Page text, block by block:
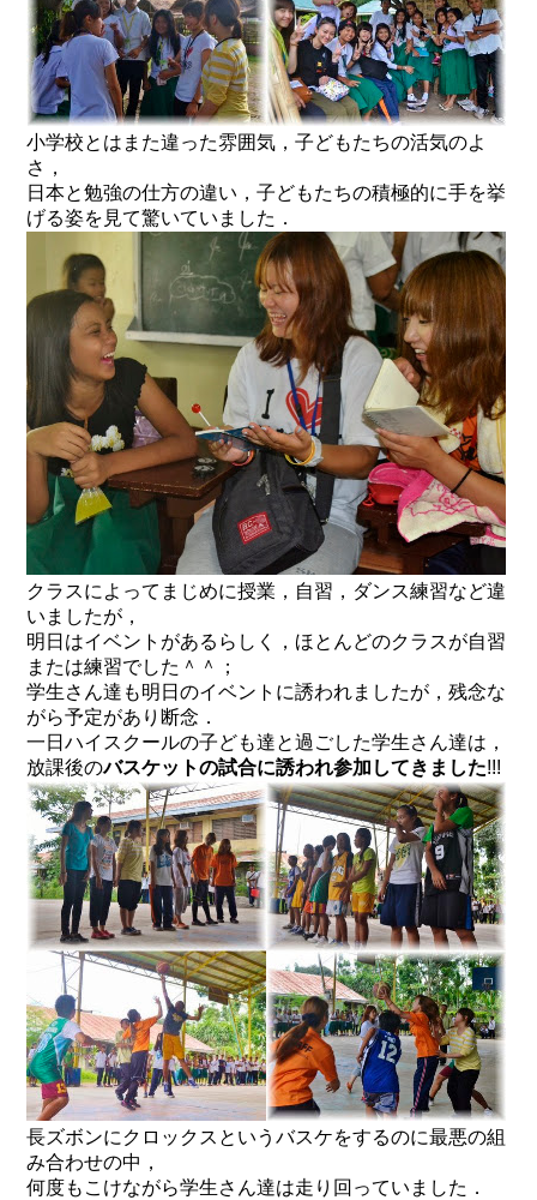
小学校とはまた違った雰囲気，子どもたちの活気のよ
さ，
日本と勉強の仕方の違い，子どもたちの積極的に手を挙
げる姿を見て驚いていました．
クラスによってまじめに授業，自習，ダンス練習など違
いましたが，
明日はイベントがあるらしく，ほとんどのクラスが自習
または練習でした＾＾；
学生さん達も明日のイベントに誘われましたが，残念な
がら予定があり断念．
一日ハイスクールの子ども達と過ごした学生さん達は，
放課後のバスケットの試合に誘われ参加してきました!!!
長ズボンに クロックス というバスケをするのに最悪の組
み合わせの中，
何度もこけながら学生さん達は走り回っていました．